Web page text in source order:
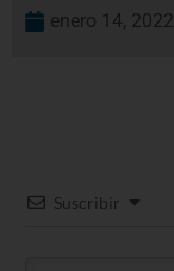
enero 14, 2022
Suscribir